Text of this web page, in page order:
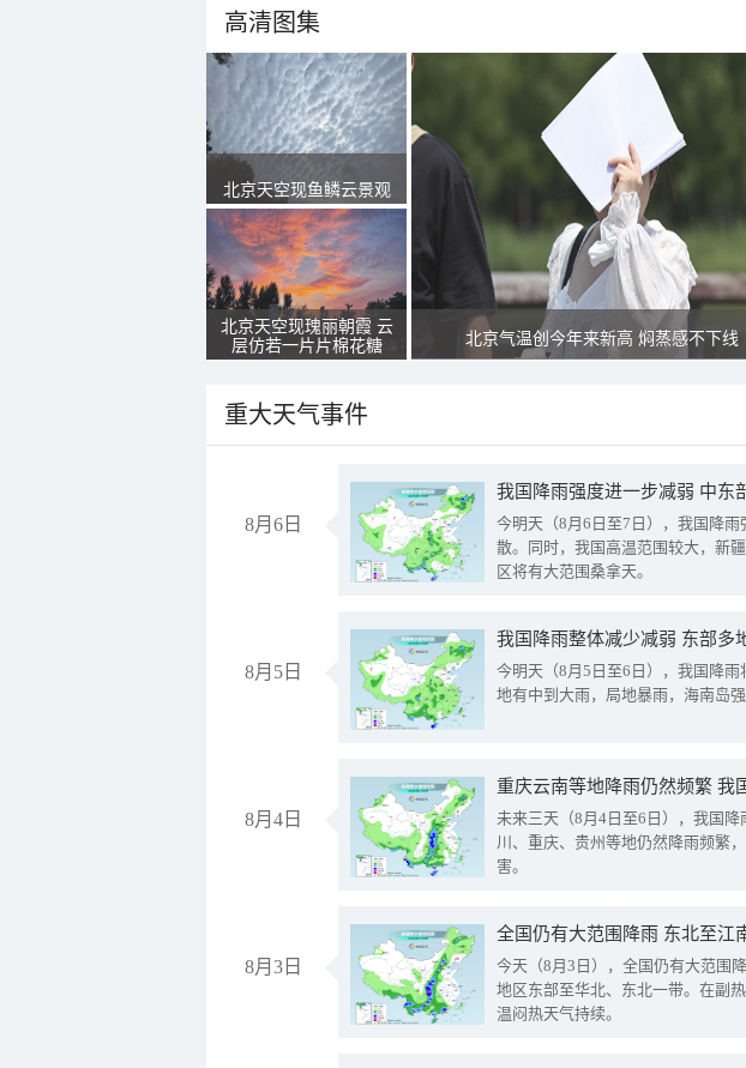
高清图集
北京天空现鱼鳞云景观
北京天空现瑰丽朝霞 云
层仿若一片片棉花糖
北京气温创今年来新高 焖蒸感不下线
重大天气事件
8月6日
今明天（8月6日至7日），我国降
散。同时，我国高温范围较大，新
区将有大范围桑拿天。
8月5日
我国降雨整体减少减弱 东部多
今明天（8月5日至6日），我国降
地有中到大雨，局地暴雨，海南岛
8月4日
重庆云南等地降雨仍然频繁 我
未来三天（8月4日至6日），我国
川、重庆、贵州等地仍然降雨频繁
害。
8月3日
全国仍有大范围降雨 东北至江
今天（8月3日），全国仍有大范围
地区东部至华北、东北一带。在副
温闷热天气持续。